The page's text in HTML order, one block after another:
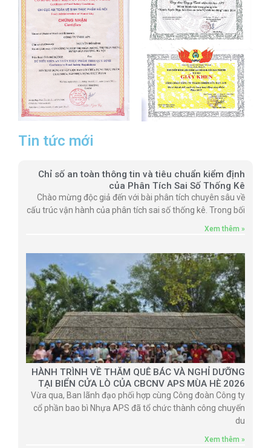
Tin tức mới
Chỉ số an toàn thông tin và tiêu chuẩn kiểm định
của Phân Tích Sai Số Thống Kê
Chào mừng độc giả đến với bài phân tích chuyên sâu về
cấu trúc vận hành của phân tích sai số thống kê. Trong bối
Xem thêm »
HÀNH TRÌNH VỀ THĂM QUÊ BÁC VÀ NGHỈ DƯỠNG
TẠI BIỂN CỬA LÒ CỦA CBCNV APS MÙA HÈ 2026
Vừa qua, Ban lãnh đạo phối hợp cùng Công đoàn Công ty
cổ phần bao bì Nhựa APS đã tổ chức thành công chuyến
du
Xem thêm »